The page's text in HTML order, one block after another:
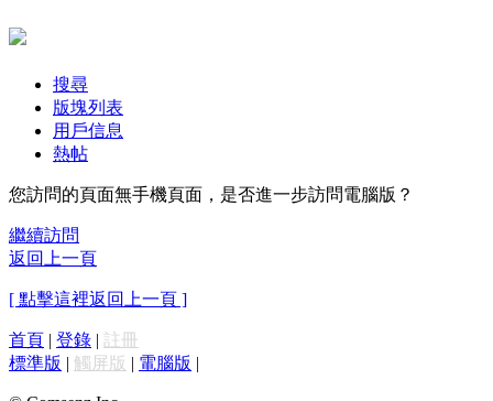
搜尋
版塊列表
用戶信息
熱帖
您訪問的頁面無手機頁面，是否進一步訪問電腦版？
繼續訪問
返回上一頁
[ 點擊這裡返回上一頁 ]
首頁 | 登錄 | 註冊
標準版 | 觸屏版 | 電腦版 |